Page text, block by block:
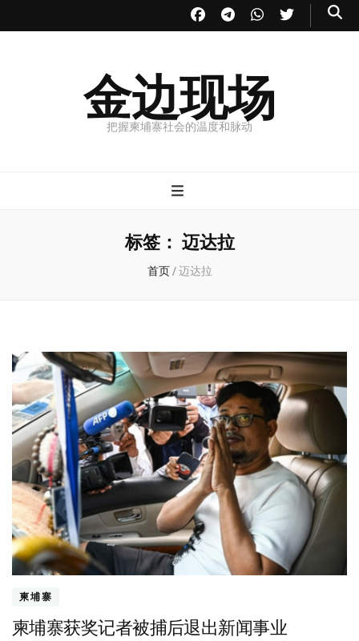
金边现场
把握柬埔寨社会的温度和脉动
标签： 迈达拉
首页/迈达拉
柬埔寨
柬埔寨获奖记者被捕后退出新闻事业